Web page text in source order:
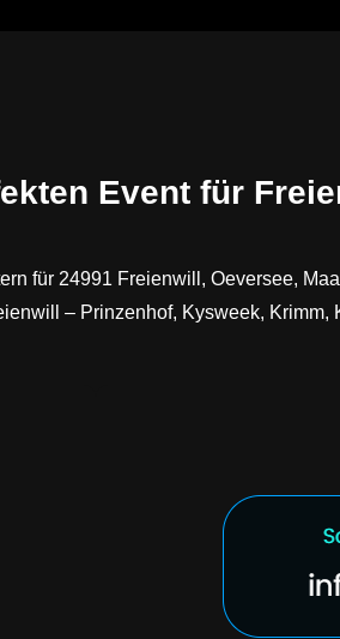
Event für
für 24991 Freienwill, Oeversee,
– Prinzenhof, Kysweek,